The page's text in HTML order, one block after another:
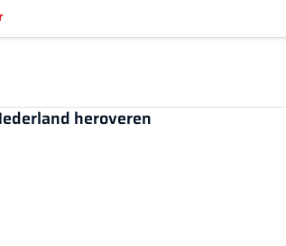
heroveren